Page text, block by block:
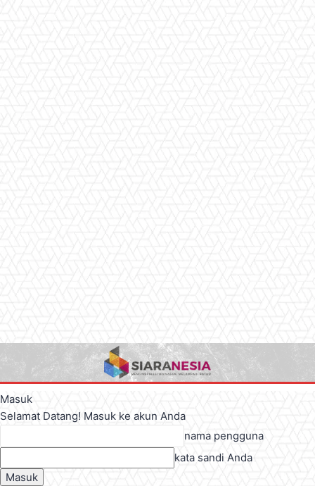
Masuk
Selamat Datang! Masuk ke akun Anda
nama pengguna
kata sandi Anda